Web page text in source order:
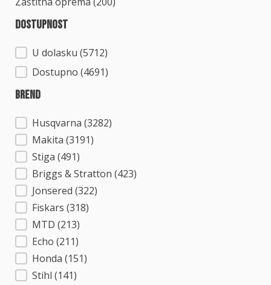
Dostupnost
Dostupnost
U dolasku (5712)
Dostupno (4691)
Brend
BrendHusqvarna (3282)
Makita (3191)
Stiga (491)
Briggs & Stratton (423)
Jonsered (322)
Fiskars (318)
MTD (213)
Echo (211)
Honda (151)
Stihl (141)